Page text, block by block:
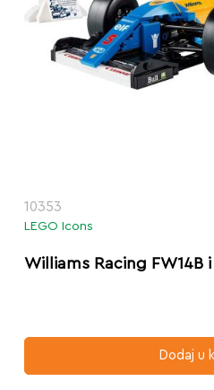
10353
LEGO Icons
Williams Racing FW14B i
Dodaj u